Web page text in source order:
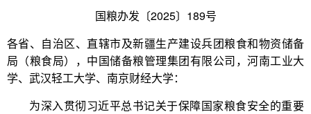
国粮办发〔2025〕189号
各省、自治区、直辖市及新疆生产建设兵团粮食和物资储备
局（粮食局），中国储备粮管理集团有限公司，河南工业大
学、武汉轻工大学、南京财经大学：
为深入贯彻习近平总书记关于保障国家粮食安全的重要